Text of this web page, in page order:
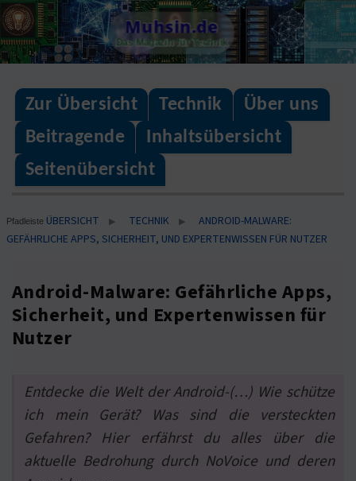
Skip
to
content
Muhsin.de
Das Magazin für Technik
Zur Übersicht Technik
Über uns
Beitragende
Inhaltsübersicht
Seitenübersicht
Pfadleiste ÜBERSICHT ▶ TECHNIK ▶
ANDROID-MALWARE:
GEFÄHRLICHE APPS, SICHERHEIT, UND EXPERTENWISSEN FÜR NUTZER
Android-Malware: Gefährliche Apps,
Sicherheit, und Expertenwissen für
Nutzer
Entdecke die Welt der Android-(…) Wie schütze
ich mein Gerät? Was sind die versteckten
Gefahren? Hier erfährst du alles über die
aktuelle Bedrohung durch NoVoice und deren